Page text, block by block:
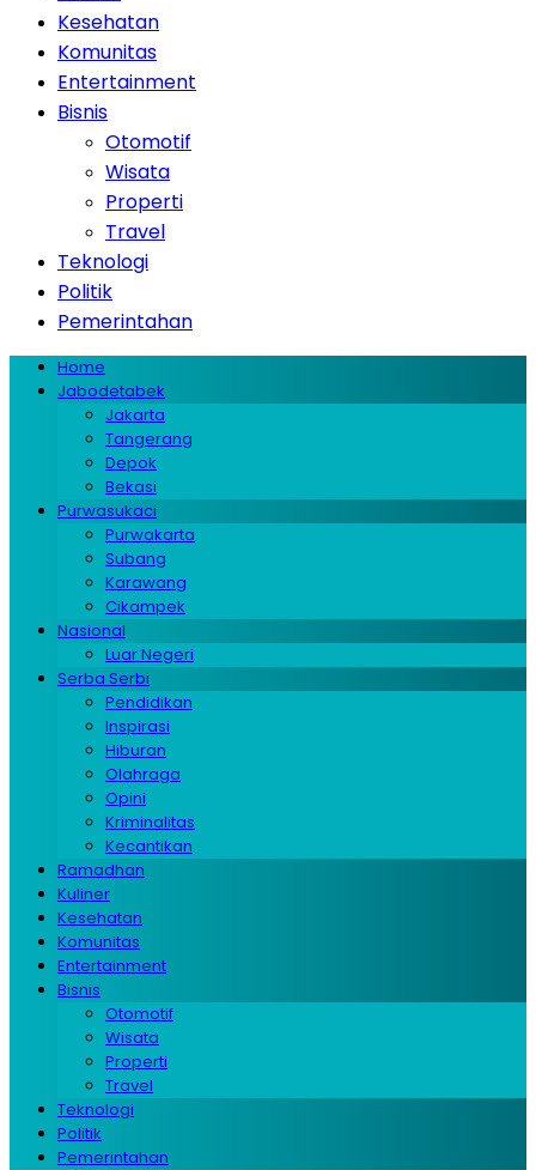
Kesehatan
Komunitas
Entertainment
Bisnis
Otomotif
Wisata
Properti
Travel
Teknologi
Politik
Pemerintahan
Home
Jabodetabek
Jakarta
Tangerang
Depok
Bekasi
Purwasukaci
Purwakarta
Subang
Karawang
Cikampek
Nasional
Luar Negeri
Serba Serbi
Pendidikan
Inspirasi
Hiburan
Olahraga
Opini
Kriminalitas
Kecantikan
Ramadhan
Kuliner
Kesehatan
Komunitas
Entertainment
Bisnis
Otomotif
Wisata
Properti
Travel
Teknologi
Politik
Pemerintahan